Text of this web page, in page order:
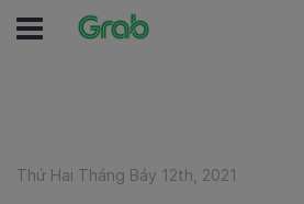
Thứ Hai Tháng Bảy 12th, 2021